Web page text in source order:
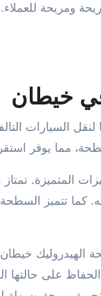
ومريحة
خيطان
السيارات
مما يوفر
المتميزة.
كما تتميز
خيطان
على